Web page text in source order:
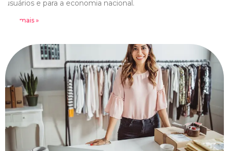
usuários e para a economia nacional.
Leia mais »